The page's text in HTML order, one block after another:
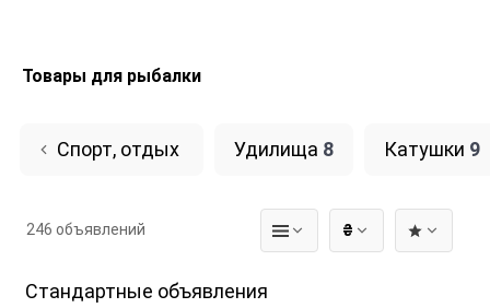
Товары для рыбалки
Спорт, отдых Удилища 8 Катушки 9
₴
246 объявлений
Стандартные объявления